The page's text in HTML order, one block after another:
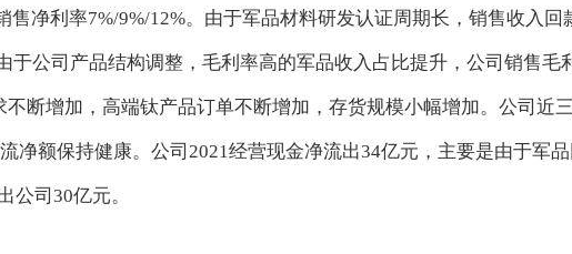
净利率7%/9%/12%。由于军品材料研发认证周期长，销售收入
公司产品结构调整，毛利率高的军品收入占比提升，公司销售毛
断增加，高端钛产品订单不断增加，存货规模小幅增加。公司近
额保持健康。公司2021经营现金净流出34亿元，主要是由于军
公司30亿元。